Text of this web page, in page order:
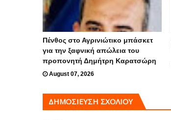
Πένθος στο Αγρινιώτικο μπάσκετ
για την ξαφνική απώλεια του
προπονητή Δημήτρη Καρατσώρη
August 07, 2026
ΔΗΜΟΣΊΕΥΣΗ ΣΧΟΛΊΟΥ